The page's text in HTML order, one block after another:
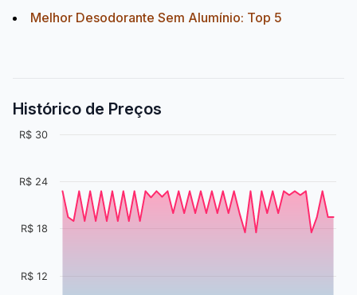
Melhor Desodorante Sem Alumínio: Top 5
Histórico de Preços
R$ 12
R$ 18
R$ 24
R$ 30